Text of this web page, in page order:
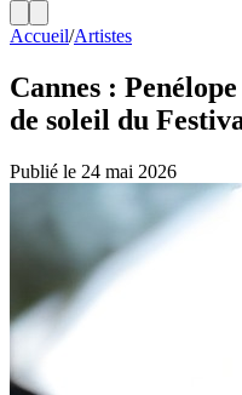
Accueil/Artistes
Cannes :
de soleil du
Publié le 24 mai 2026